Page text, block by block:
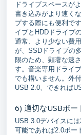
ドライブスペースが
書き込みがより速く
プする際にも便利で
イブとHDDドライブ
通常、より少ない費
が、SSDドライブの
限のため、顕著な速
す。音楽専用ドライ
でも構いません。外
USB 2.0、できれば
6) 適切なUSBポー
USB 3.0デバイスに
可能であれば2.0ポー